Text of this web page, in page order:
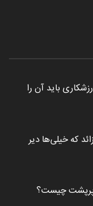
باید آن را
که خیلی‌ها دیر
پرپشت چیست؟